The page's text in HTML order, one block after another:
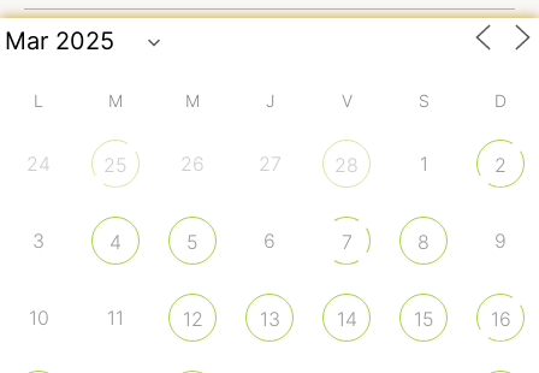
L M M J V S D
24 25 26 27 28 1 2
3 4 5 6 7 8 9
10 11 12 13 14 15 16